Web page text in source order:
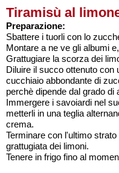
Tiramisù al
Preparazione:
Sbattere i tuorli con lo
Montare a ne ve gli albumi
Grattugiare la scorza dei
Diluire il succo ottenuto con
cucchiaio abbondante di
perchè dipende dal grado di
Immergere i savoiardi nel
metterli in una teglia
crema.
Terminare con l'ultimo
grattugiata dei limoni.
Tenere in frigo fino al